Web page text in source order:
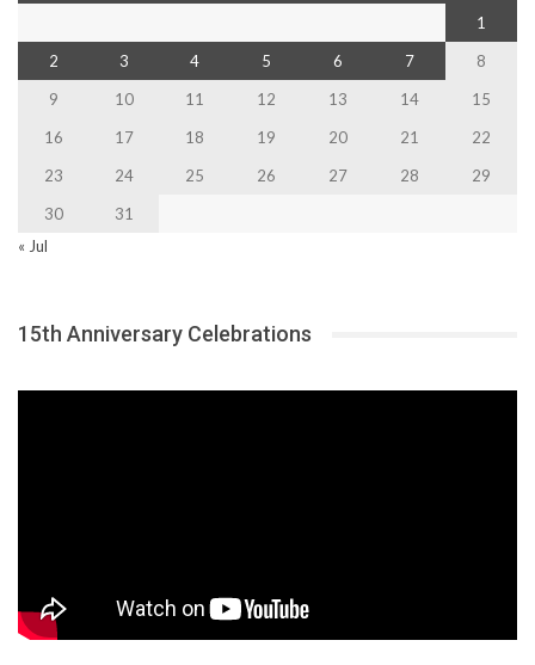
1
2
3 4 5 6 7
8
9
10 11 12 13 14
15
16
17 18 19 20 21
22
23
24 25 26 27 28
29
30
31
« Jul
15th Anniversary Celebrations